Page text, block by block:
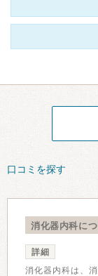
口コミを探す
消化器内科に
詳細
消化器内科は、